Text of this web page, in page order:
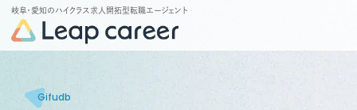
岐阜・愛知のハイクラス求人開拓型転職エージェント
Gifudb